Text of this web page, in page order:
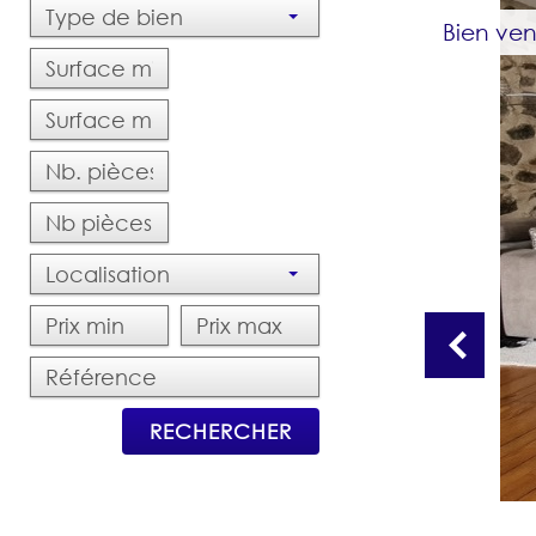
Type de bien
Localisation
RECHERCHER
Bien